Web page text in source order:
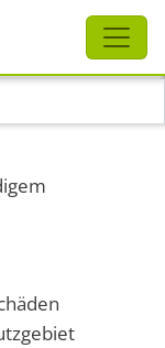
Schliessen